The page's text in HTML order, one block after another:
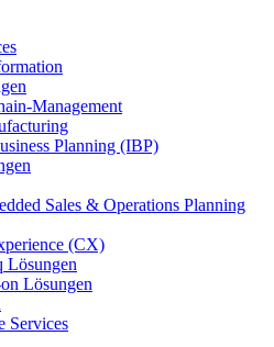
Management
Planning (IBP)
Sales & Operations Planning
(CX)
Lösungen
Services